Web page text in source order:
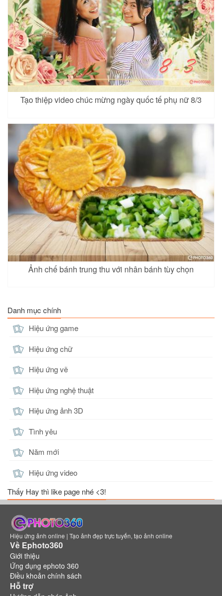
Tạo thiệp video chúc mừng ngày quốc tế phụ nữ 8/3
Ảnh chế bánh trung thu với nhân bánh tùy chọn
Danh mục chính
Hiệu ứng game
Hiệu ứng chữ
Hiệu ứng vẽ
Hiệu ứng nghệ thuật
Hiệu ứng ảnh 3D
Tình yêu
Năm mới
Hiệu ứng video
Thấy Hay thì like page nhé <3!
Hiệu ứng ảnh online | Tạo ảnh đẹp trực tuyến, tạo ảnh online
Về Ephoto360
Giới thiệu
Ứng dụng ephoto 360
Điều khoản chính sách
Hỗ trợ